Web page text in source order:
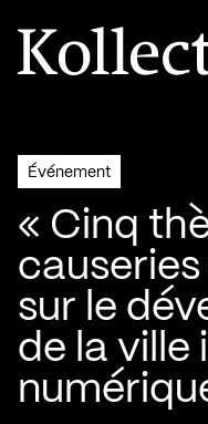
Aller à la page d'accueil
Logo Kollectif
Événement
« Cinq
sur le
de la ville